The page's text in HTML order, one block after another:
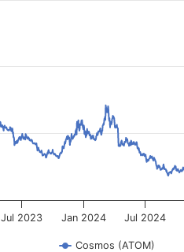
Cosmos (ATOM)
Jul 2023 Jan 2024 Jul 2024